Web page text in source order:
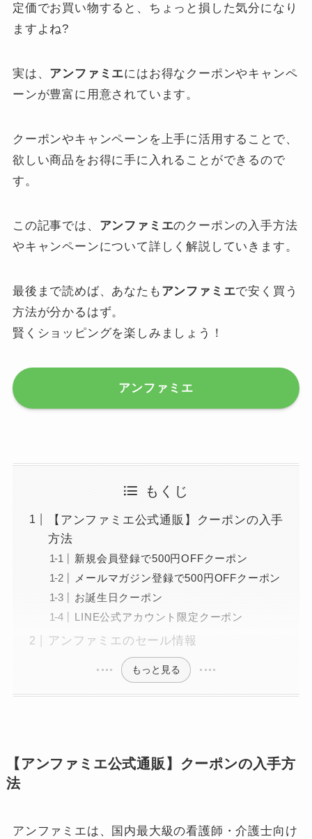
定価でお買い物すると、ちょっと損した気分になり
ますよね?
実は、 アンファミエにはお得なクーポンやキャンペ
ーンが豊富に用意されています。
クーポンやキャンペーンを上手に活用することで、
欲しい商品をお得に手に入れることができるので
す。
この記事では、 アンファミエのクーポンの入手方法
やキャンペーンについて詳しく解説していきます。
最後まで読めば、あなたも アンファミエで安く買う
方法が分かるはず。
賢くショッピングを楽しみましょう！
アンファミエ
もくじ
【アンファミエ公式通販】クーポンの入手
方法
新規会員登録で500円OFFクーポン
メールマガジン登録で500円OFFクーポン
お誕生日クーポン
LINE公式アカウント限定クーポン
アンファミエのセール情報
もっと見る
【アンファミエ公式通販】クーポンの入手方
法
アンファミエは、国内最大級の看護師・介護士向け